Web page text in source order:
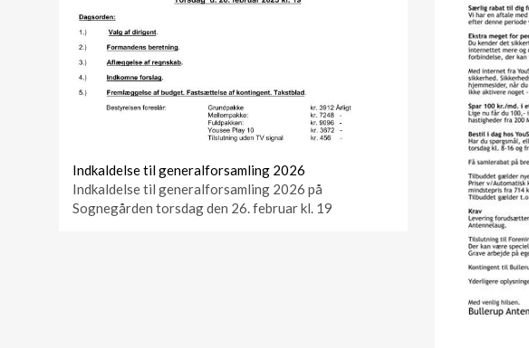
Indkaldelse til generalforsamling 2026
Indkaldelse til generalforsamling 2026 på
Sognegården torsdag den 26. februar kl. 19